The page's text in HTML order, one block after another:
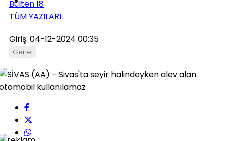
Bülten 18
TÜM YAZILARI
Giriş: 04-12-2024 00:35
Genel